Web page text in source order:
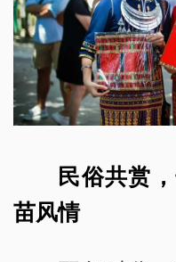
民俗共赏
苗风情